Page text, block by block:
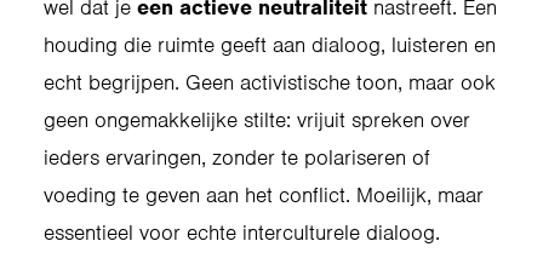
wel dat je een actieve neutraliteit nastreeft. Een
houding die ruimte geeft aan dialoog, luisteren en
echt begrijpen. Geen activistische toon, maar ook
geen ongemakkelijke stilte: vrijuit spreken over
ieders ervaringen, zonder te polariseren of
voeding te geven aan het conflict. Moeilijk, maar
essentieel voor echte interculturele dialoog.